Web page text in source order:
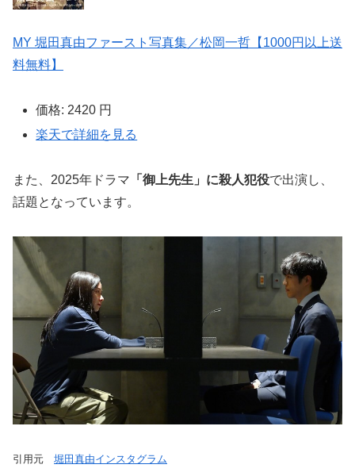
MY 堀田真由ファースト写真集／松岡一哲【1000円以上送
料無料】
価格: 2420 円
楽天で詳細を見る
また、2025年ドラマ 「御上先生」に殺人犯役で出演し、
話題となっています。
引用元 堀田真由インスタグラム